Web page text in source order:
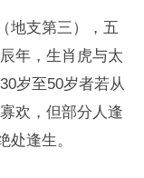
地支第三），五
年，生肖虎与太
岁至50岁者若从
欢，但部分人逢
处逢生。